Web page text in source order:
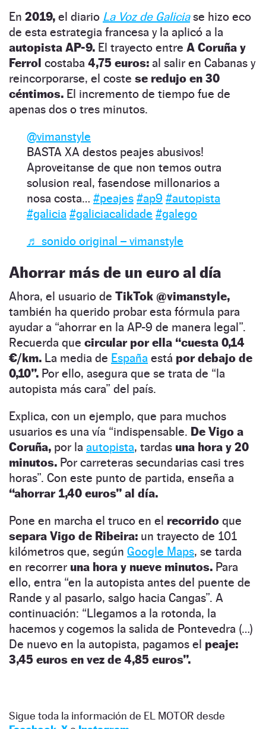
En 2019, el diario La Voz de Galiciase hizo eco
de esta estrategia francesa y la aplicó a la
autopista AP-9. El trayecto entre A Coruña y
Ferrol costaba 4,75 euros: al salir en Cabanas y
reincorporarse, el coste se redujo en 30
céntimos. El incremento de tiempo fue de
apenas dos o tres minutos.
@vimanstyle
BASTA XA destos peajes abusivos!
Aproveitanse de que non temos outra
solusion real, fasendose millonarios a
nosa costa… #peajes #ap9 #autopista
#galicia #galiciacalidade #galego
♬ sonido original – vimanstyle
Ahorrar más de un euro al día
Ahora, el usuario de TikTok @vimanstyle,
también ha querido probar esta fórmula para
ayudar a “ahorrar en la AP-9 de manera legal”.
Recuerda que circular por ella “cuesta 0,14
€/km. La media de España está por debajo de
0,10”. Por ello, asegura que se trata de “la
autopista más cara” del país.
Explica, con un ejemplo, que para muchos
usuarios es una vía “indispensable. De Vigo a
Coruña, por la autopista, tardas una hora y 20
minutos. Por carreteras secundarias casi tres
horas”. Con este punto de partida, enseña a
“ahorrar 1,40 euros” al día.
Pone en marcha el truco en el recorrido que
separa Vigo de Ribeira: un trayecto de 101
kilómetros que, según Google Maps, se tarda
en recorrer una hora y nueve minutos. Para
ello, entra “en la autopista antes del puente de
Rande y al pasarlo, salgo hacia Cangas”. A
continuación: “Llegamos a la rotonda, la
hacemos y cogemos la salida de Pontevedra (…)
De nuevo en la autopista, pagamos el peaje:
3,45 euros en vez de 4,85 euros”.
Sigue toda la información de EL MOTOR desde